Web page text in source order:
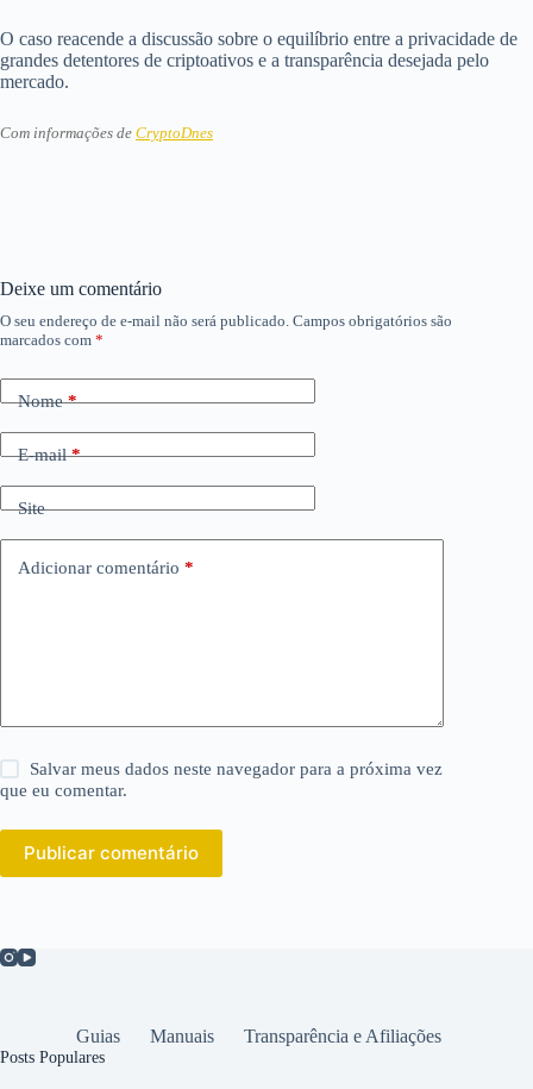
O caso reacende a discussão sobre o equilíbrio entre a privacidade de
grandes detentores de criptoativos e a transparência desejada pelo
mercado.
Com informações de CryptoDnes
Deixe um comentário
O seu endereço de e-mail não será publicado. Campos obrigatórios são
marcados com *
Nome*
E-mail*
Site
Adicionar comentário *
Salvar meus dados neste navegador para a próxima vez
que eu comentar.
Publicar comentário
Guias Manuais Transparência e Afiliações
Posts Populares